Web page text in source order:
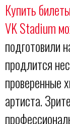
Купить
VK Stadium
подготовили
продлится
проверенные
артиста.